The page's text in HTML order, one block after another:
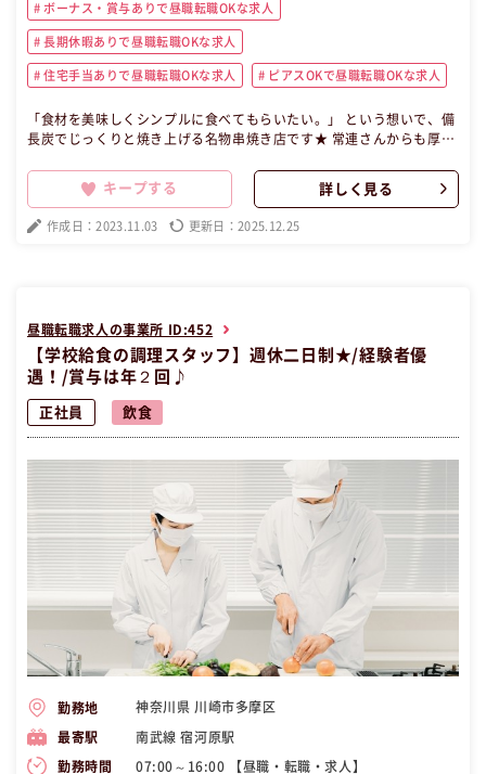
ボーナス・賞与ありで昼職転職OKな求人
長期休暇ありで昼職転職OKな求人
住宅手当ありで昼職転職OKな求人 ピアスOKで昼職転職OKな求人
「食材を美味しくシンプルに食べてもらいたい。」 という想いで、備
長炭でじっくりと焼き上げる名物串焼き店です★ 常連さんからも厚い
る名店です◎ 【昼職・転職・求人】 この昼職求人は大阪府大阪市北区
正社員飲食の昼職へ転職したい方の求人です。
キープする 詳しく見る
作成日：2023.11.03 更新日：2025.12.25
昼職転職求人の事業所 ID:452
【学校給食の調理スタッフ】週休二日制★/経験者優
遇！/賞与は年２回♪
正社員 飲食
勤務地 神奈川県 川崎市多摩区
最寄駅 南武線 宿河原駅
勤務時間 07:00～16:00 【昼職・転職・求人】